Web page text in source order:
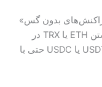
بدون گس»
در شبکه‌های اتریوم و ترون، نیاز به نگه داشتن ETH یا TRX در
حساب شما را از بین می‌برد – انتقال‌های USDT یا USDC حتی با